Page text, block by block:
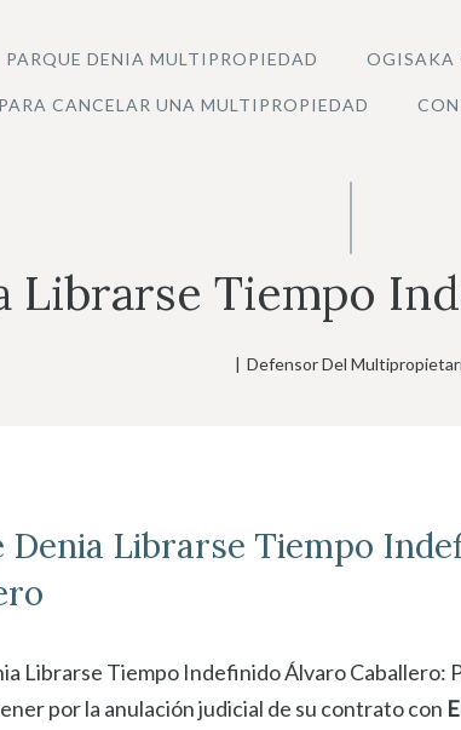
PARQUE DENIA MULTIPROPIEDAD OGISAKA
CANCELAR UNA MULTIPROPIEDAD
Librarse Tiempo
| Defensor Del
Denia Librarse Tiempo
Librarse Tiempo Indefinido Álvaro Caballero:
por la anulación judicial de su contrato con